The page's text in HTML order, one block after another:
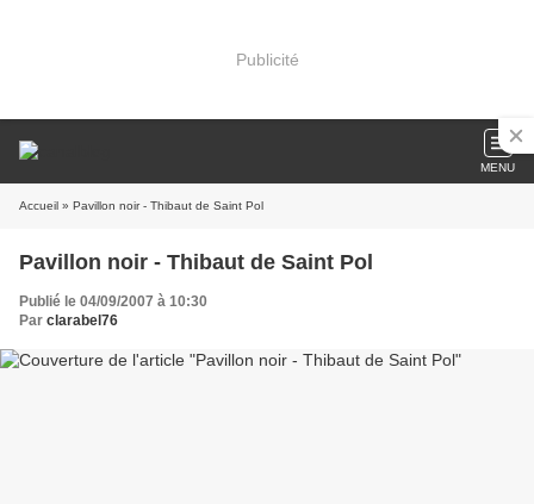
Publicité
MENU
Accueil » Pavillon noir - Thibaut de Saint Pol
Pavillon noir - Thibaut de Saint Pol
Publié le 04/09/2007 à 10:30
Par clarabel76